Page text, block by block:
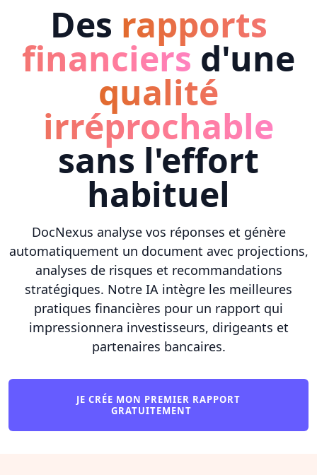
Des rapports
financiers d'une
qualité
irréprochable
sans l'effort
habituel
DocNexus analyse vos réponses et génère
automatiquement un document avec projections,
analyses de risques et recommandations
stratégiques. Notre IA intègre les meilleures
pratiques financières pour un rapport qui
impressionnera investisseurs, dirigeants et
partenaires bancaires.
JE CRÉE MON PREMIER RAPPORT
GRATUITEMENT